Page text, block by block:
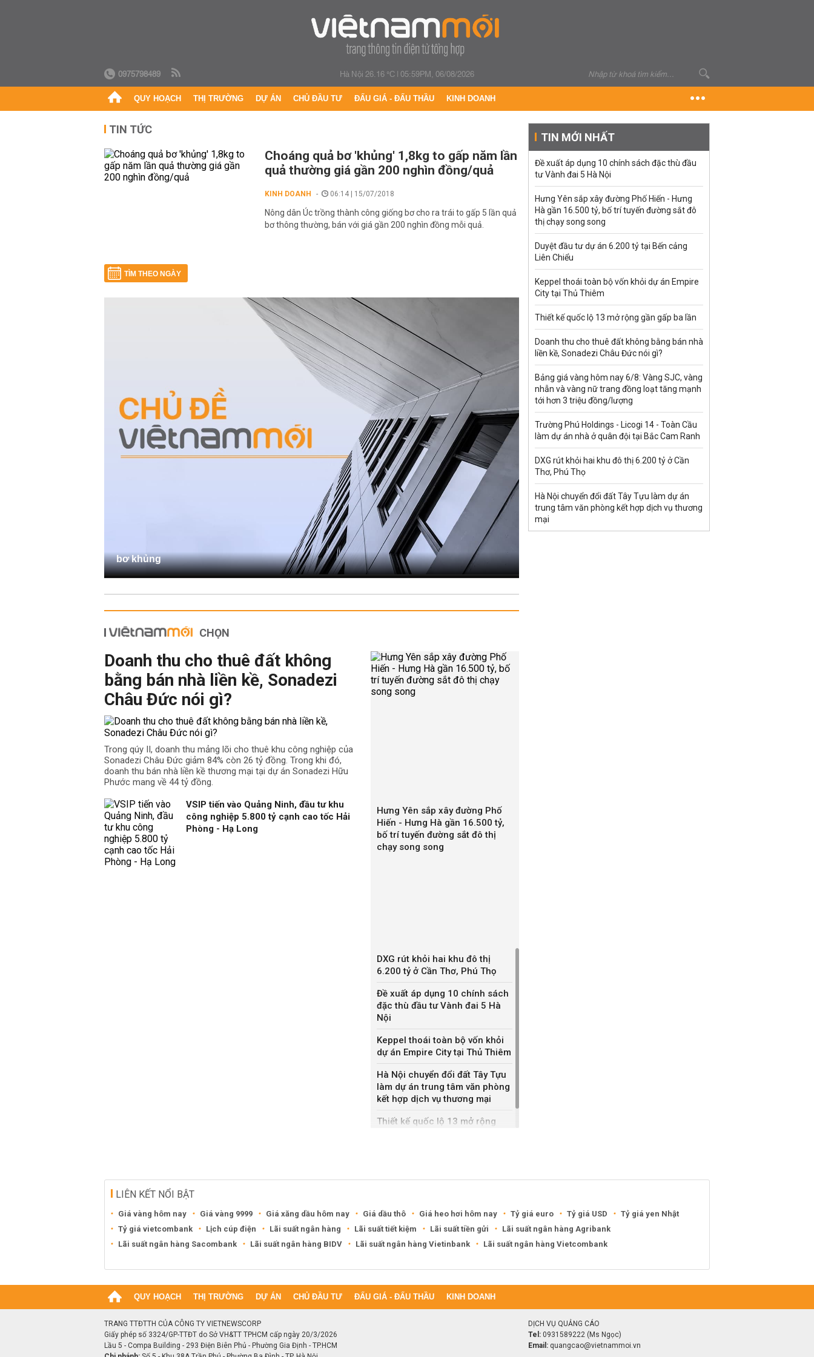
0975798489 Hà Nội 26.16 °C|05:59PM, 06/08/2026
QUY HOẠCH THỊ TRƯỜNG DỰ ÁN CHỦ ĐẦU TƯ ĐẤU GIÁ - ĐẤU THẦU KINH DOANH
TIN TỨC
Choáng quả bơ 'khủng' 1,8kg to gấp năm lần
quả thường giá gần 200 nghìn đồng/quả
KINH DOANH 06:14 | 15/07/2018
Nông dân Úc trồng thành công giống bơ cho ra trái to gấp 5 lần quả
bơ thông thường, bán với giá gần 200 nghìn đồng mỗi quả.
TÌM THEO NGÀY
bơ khủng
CHỌN
Doanh thu cho thuê đất không
bằng bán nhà liền kề, Sonadezi
Châu Đức nói gì?
Trong qúy II, doanh thu mảng lõi cho thuê khu công nghiệp của
Sonadezi Châu Đức giảm 84% còn 26 tỷ đồng. Trong khi đó,
doanh thu bán nhà liền kề thương mại tại dự án Sonadezi Hữu
Phước mang về 44 tỷ đồng.
VSIP tiến vào Quảng Ninh, đầu tư khu
công nghiệp 5.800 tỷ cạnh cao tốc Hải
Phòng - Hạ Long
Hưng Yên sắp xây đường Phố
Hiến - Hưng Hà gần 16.500 tỷ,
bố trí tuyến đường sắt đô thị
chạy song song
DXG rút khỏi hai khu đô thị
6.200 tỷ ở Cần Thơ, Phú Thọ
Đề xuất áp dụng 10 chính sách
đặc thù đầu tư Vành đai 5 Hà
Nội
Keppel thoái toàn bộ vốn khỏi
dự án Empire City tại Thủ Thiêm
Hà Nội chuyển đổi đất Tây Tựu
làm dự án trung tâm văn phòng
kết hợp dịch vụ thương mại
Thiết kế quốc lộ 13 mở rộng
TIN MỚI NHẤT
Đề xuất áp dụng 10 chính sách đặc thù đầu
tư Vành đai 5 Hà Nội
Hưng Yên sắp xây đường Phố Hiến - Hưng
Hà gần 16.500 tỷ, bố trí tuyến đường sắt đô
thị chạy song song
Duyệt đầu tư dự án 6.200 tỷ tại Bến cảng
Liên Chiểu
Keppel thoái toàn bộ vốn khỏi dự án Empire
City tại Thủ Thiêm
Thiết kế quốc lộ 13 mở rộng gần gấp ba lần
Doanh thu cho thuê đất không bằng bán nhà
liền kề, Sonadezi Châu Đức nói gì?
Bảng giá vàng hôm nay 6/8: Vàng SJC, vàng
nhẫn và vàng nữ trang đồng loạt tăng mạnh
tới hơn 3 triệu đồng/lượng
Trường Phú Holdings - Licogi 14 - Toàn Cầu
làm dự án nhà ở quân đội tại Bắc Cam Ranh
DXG rút khỏi hai khu đô thị 6.200 tỷ ở Cần
Thơ, Phú Thọ
Hà Nội chuyển đổi đất Tây Tựu làm dự án
trung tâm văn phòng kết hợp dịch vụ thương
mại
LIÊN KẾT NỔI BẬT
Giá vàng hôm nay Giá vàng 9999 Giá xăng dầu hôm nay Giá dầu thô Giá heo hơi hôm nay Tỷ giá euro Tỷ giá USD
Tỷ giá yen Nhật
Tỷ giá vietcombank
Lịch cúp điện Lãi suất ngân hàng Lãi suất tiết kiệm Lãi suất tiền gửi
Lãi suất ngân hàng Agribank
Lãi suất ngân hàng Sacombank
Lãi suất ngân hàng BIDV Lãi suất ngân hàng Vietinbank Lãi suất ngân hàng Vietcombank
QUY HOẠCH THỊ TRƯỜNG DỰ ÁN CHỦ ĐẦU TƯ ĐẤU GIÁ - ĐẤU THẦU KINH DOANH
TRANG TTĐTTH CỦA CÔNG TY VIETNEWSCORP
Giấy phép số 3324/GP-TTĐT do Sở VH&TT TPHCM cấp ngày 20/3/2026
Lầu 5 - Compa Building - 293 Điện Biên Phủ - Phường Gia Định - TP.HCM
DỊCH VỤ QUẢNG CÁO
Tel: 0931589222 (Ms Ngọc)
Email: quangcao@vietnammoi.vn